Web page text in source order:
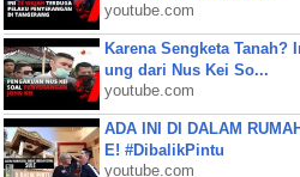
youtube.com
Karena Sengketa Tanah?
ung dari Nus Kei So...
youtube.com
ADA INI DI DALAM
E! #DibalikPintu
youtube.com